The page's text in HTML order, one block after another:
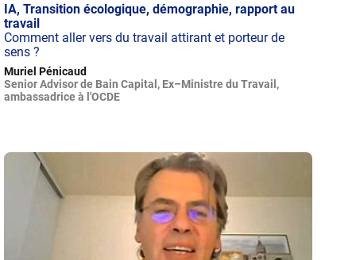
IA, Transition écologique, démographie, rapport au
travail
Comment aller vers du travail attirant et porteur de
sens ?
Muriel Pénicaud
Senior Advisor de Bain Capital, Ex–Ministre du Travail,
ambassadrice à l'OCDE